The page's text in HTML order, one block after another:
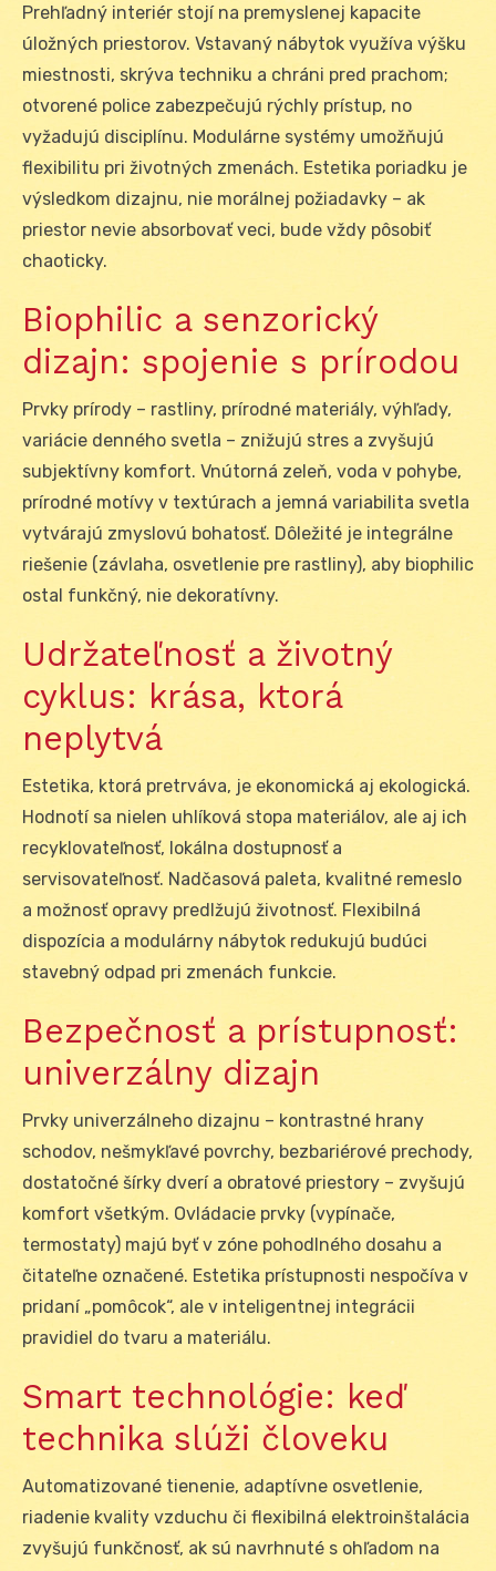
Prehľadný interiér stojí na premyslenej kapacite
úložných priestorov. Vstavaný nábytok využíva výšku
miestnosti, skrýva techniku a chráni pred prachom;
otvorené police zabezpečujú rýchly prístup, no
vyžadujú disciplínu. Modulárne systémy umožňujú
flexibilitu pri životných zmenách. Estetika poriadku je
výsledkom dizajnu, nie morálnej požiadavky – ak
priestor nevie absorbovať veci, bude vždy pôsobiť
chaoticky.
Biophilic a senzorický
dizajn: spojenie s prírodou
Prvky prírody – rastliny, prírodné materiály, výhľady,
variácie denného svetla – znižujú stres a zvyšujú
subjektívny komfort. Vnútorná zeleň, voda v pohybe,
prírodné motívy v textúrach a jemná variabilita svetla
vytvárajú zmyslovú bohatosť. Dôležité je integrálne
riešenie (závlaha, osvetlenie pre rastliny), aby biophilic
ostal funkčný, nie dekoratívny.
Udržateľnosť a životný
cyklus: krása, ktorá
neplytvá
Estetika, ktorá pretrváva, je ekonomická aj ekologická.
Hodnotí sa nielen uhlíková stopa materiálov, ale aj ich
recyklovateľnosť, lokálna dostupnosť a
servisovateľnosť. Nadčasová paleta, kvalitné remeslo
a možnosť opravy predlžujú životnosť. Flexibilná
dispozícia a modulárny nábytok redukujú budúci
stavebný odpad pri zmenách funkcie.
Bezpečnosť a prístupnosť:
univerzálny dizajn
Prvky univerzálneho dizajnu – kontrastné hrany
schodov, nešmykľavé povrchy, bezbariérové prechody,
dostatočné šírky dverí a obratové priestory – zvyšujú
komfort všetkým. Ovládacie prvky (vypínače,
termostaty) majú byť v zóne pohodlného dosahu a
čitateľne označené. Estetika prístupnosti nespočíva v
pridaní „pomôcok“, ale v inteligentnej integrácii
pravidiel do tvaru a materiálu.
Smart technológie: keď
technika slúži človeku
Automatizované tienenie, adaptívne osvetlenie,
riadenie kvality vzduchu či flexibilná elektroinštalácia
zvyšujú funkčnosť, ak sú navrhnuté s ohľadom na